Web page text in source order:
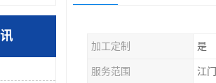
加工定制 是
服务范围 江